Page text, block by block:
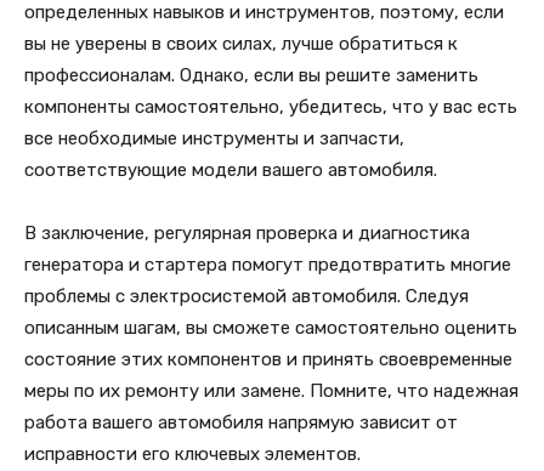
определенных навыков и инструментов, поэтому, если
вы не уверены в своих силах, лучше обратиться к
профессионалам. Однако, если вы решите заменить
компоненты самостоятельно, убедитесь, что у вас есть
все необходимые инструменты и запчасти,
соответствующие модели вашего автомобиля.
В заключение, регулярная проверка и диагностика
генератора и стартера помогут предотвратить многие
проблемы с электросистемой автомобиля. Следуя
описанным шагам, вы сможете самостоятельно оценить
состояние этих компонентов и принять своевременные
меры по их ремонту или замене. Помните, что надежная
работа вашего автомобиля напрямую зависит от
исправности его ключевых элементов.